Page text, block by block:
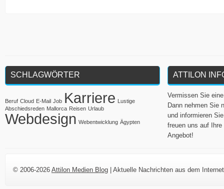
SCHLAGWÖRTER
Beruf Cloud E-Mail Job Karriere Lustige
Abschiedsreden Mallorca Reisen Urlaub
Webdesign Webentwicklung Ägypten
ATTILON
Vermissen Sie
Dann nehmen Sie
und informieren
freuen uns auf
Angebot!
© 2006-2026 Attilon Medien Blog | Aktuelle Nachrichten aus dem Internet